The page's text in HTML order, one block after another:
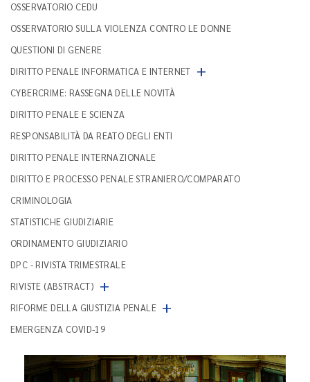
OSSERVATORIO CEDU
OSSERVATORIO SULLA VIOLENZA CONTRO LE DONNE
QUESTIONI DI GENERE
DIRITTO PENALE INFORMATICA E INTERNET +
CYBERCRIME: RASSEGNA DELLE NOVITÀ
DIRITTO PENALE E SCIENZA
RESPONSABILITÀ DA REATO DEGLI ENTI
DIRITTO PENALE INTERNAZIONALE
DIRITTO E PROCESSO PENALE STRANIERO/COMPARATO
CRIMINOLOGIA
STATISTICHE GIUDIZIARIE
ORDINAMENTO GIUDIZIARIO
DPC - RIVISTA TRIMESTRALE
RIVISTE (ABSTRACT) +
RIFORME DELLA GIUSTIZIA PENALE +
EMERGENZA COVID-19